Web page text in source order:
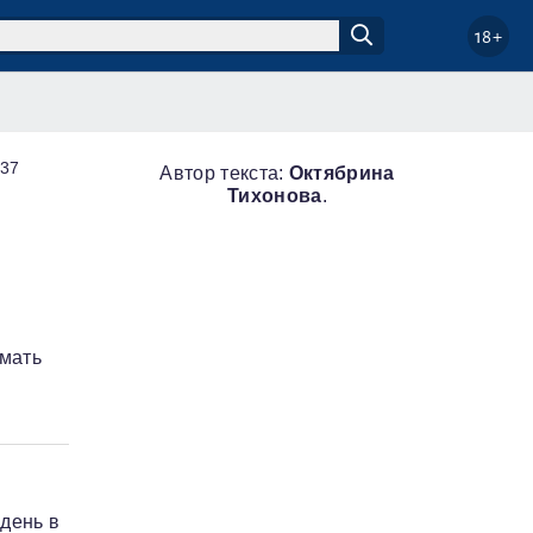
18+
в
Автор текста: Октябрина
Тихонова.